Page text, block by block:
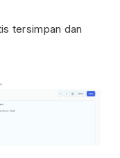
tersimpan dan